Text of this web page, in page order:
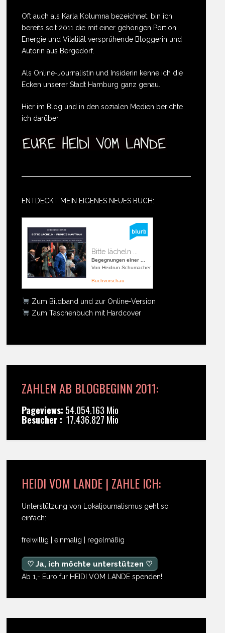
Oft auch als Karla Kolumna bezeichnet, bin ich
bereits seit 2011 die mit einer gehörigen Portion
Energie und Vitalität versprühende Bloggerin und
Autorin aus Bergedorf.
Als Online-Journalistin und Insiderin kenne ich die
Ecken unserer Stadt Hamburg ganz genau.
Hier im Blog und in den sozialen Medien berichte
ich darüber.
ENTDECKT MEIN EIGENES NEUES BUCH:
Bitte lächeln ...
Begegnungen einer ...
Von Heidrun Schumacher
Buchvorschau
Zum Bildband und zur Online-Version
Zum Taschenbuch mit Hardcover
ZAHLEN AB BLOGBEGINN 2011:
Pageviews: 54.054.163 Mio
Besucher : 17.436.827 Mio
HEIDI VOM LANDE | ZAHLE ICH:
Unterstützung von Lokaljournalismus geht so
einfach:
freiwillig | einmalig | regelmäßig
♡ Ja, ich möchte unterstützen ♡
Ab 1,- Euro für HEIDI VOM LANDE spenden!